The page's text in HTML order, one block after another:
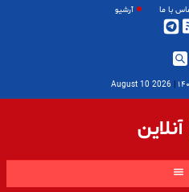
با ما آرشیو
|
2026 August 10
آنلاین